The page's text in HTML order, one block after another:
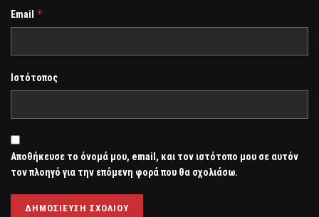
Email *
Ιστότοπος
Αποθήκευσε το όνομά μου, email, και τον ιστότοπο μου σε αυτόν
τον πλοηγό για την επόμενη φορά που θα σχολιάσω.